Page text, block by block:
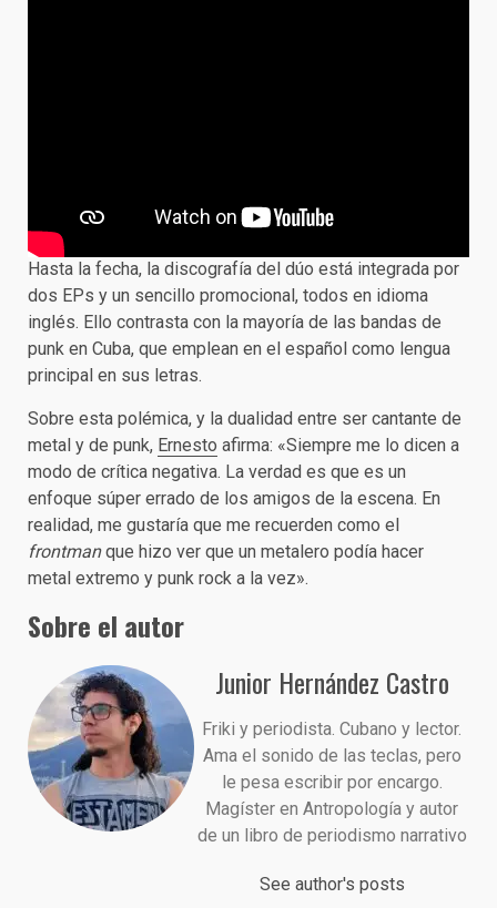
Hasta la fecha, la discografía del dúo está integrada por
dos EPs y un sencillo promocional, todos en idioma
inglés. Ello contrasta con la mayoría de las bandas de
punk en Cuba, que emplean en el español como lengua
principal en sus letras.
Sobre esta polémica, y la dualidad entre ser cantante de
metal y de punk, Ernesto afirma: «Siempre me lo dicen a
modo de crítica negativa. La verdad es que es un
enfoque súper errado de los amigos de la escena. En
realidad, me gustaría que me recuerden como el
frontmanque hizo ver que un metalero podía hacer
metal extremo y punk rock a la vez».
Sobre el autor
Junior Hernández Castro
Friki y periodista. Cubano y lector.
Ama el sonido de las teclas, pero
le pesa escribir por encargo.
Magíster en Antropología y autor
de un libro de periodismo narrativo
See author's posts